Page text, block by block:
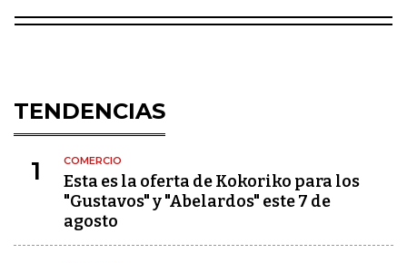
TENDENCIAS
1 COMERCIO
Esta es la oferta de Kokoriko para los
"Gustavos" y "Abelardos" este 7 de
agosto